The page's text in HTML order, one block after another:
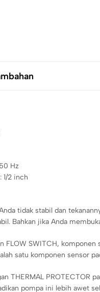
Hz
1/2 inch
tidak stabil dan
Bahkan jika Anda
FLOW SWITCH,
satu komponen sensor
THERMAL PROTECTOR
pompa ini lebih awet